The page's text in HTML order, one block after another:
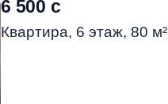
6 500 с
Квартира, 6 этаж, 80